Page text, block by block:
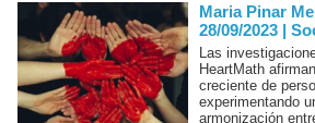
Maria Pinar
28/09/2023 |
Las
HeartMath
creciente de
experimentando
armonización